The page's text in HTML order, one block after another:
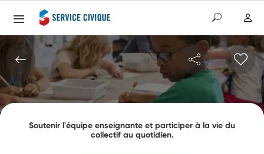
Soutenir l'équipe enseignante et participer à la vie du
collectif au quotidien.